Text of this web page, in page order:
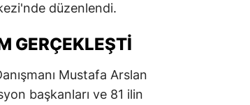
düzenlendi.
GERÇEKLEŞTI
Mustafa Arslan
başkanları ve 81 ilin